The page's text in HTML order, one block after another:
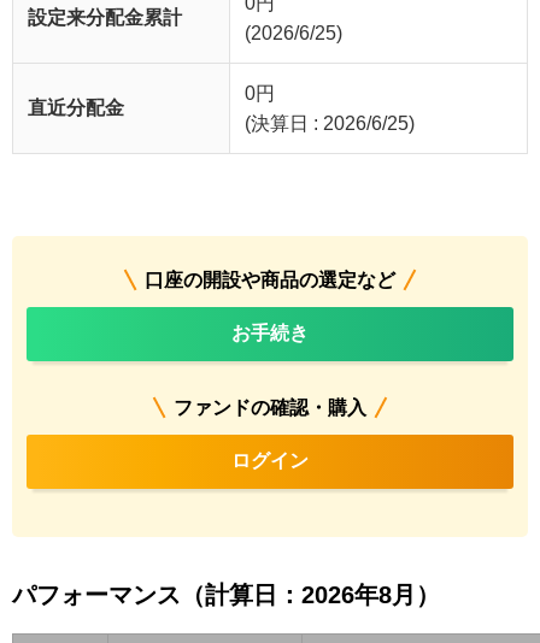
設定来分配金累計
(2026/6/25)
直近分配金
0円
(決算日 : 2026/6/25)
口座の開設や商品の選定など
お手続き
ファンドの確認・購入
ログイン
パフォーマンス（計算日：2026年8月）